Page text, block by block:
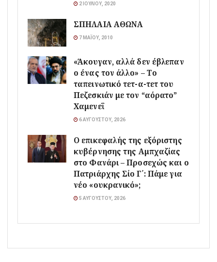
2 ΙΟΥΛΊΟΥ, 2020
ΣΠΗΛΑΙΑ ΑΘΩΝΑ
7 ΜΑΪ́ΟΥ, 2010
«Άκουγαν, αλλά δεν έβλεπαν
ο ένας τον άλλο» – Το
ταπεινωτικό τετ-α-τετ του
Πεζεσκιάν με τον “αόρατο”
Χαμενεΐ
6 ΑΥΓΟΎΣΤΟΥ, 2026
Ο επικεφαλής της εξόριστης
κυβέρνησης της Αμπχαζίας
στο Φανάρι – Προσεχώς και ο
Πατριάρχης Σίο Γ΄: Πάμε για
νέο «ουκρανικό»;
5 ΑΥΓΟΎΣΤΟΥ, 2026